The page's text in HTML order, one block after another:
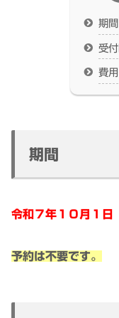
期間
受
費用
期間
令和７年１０月１日
予約は不要です。